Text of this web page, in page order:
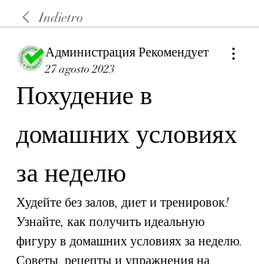
Indietro
Администрация Рекомендует
27 agosto 2023
Похудение в
домашних условиях
за неделю
Худейте без залов, диет и тренировок!
Узнайте, как получить идеальную
фигуру в домашних условиях за неделю.
Советы, рецепты и упражнения на